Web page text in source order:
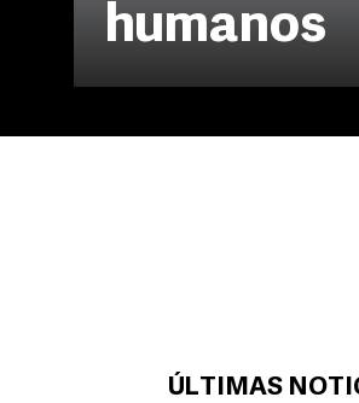
humanos
ÚLTIMAS